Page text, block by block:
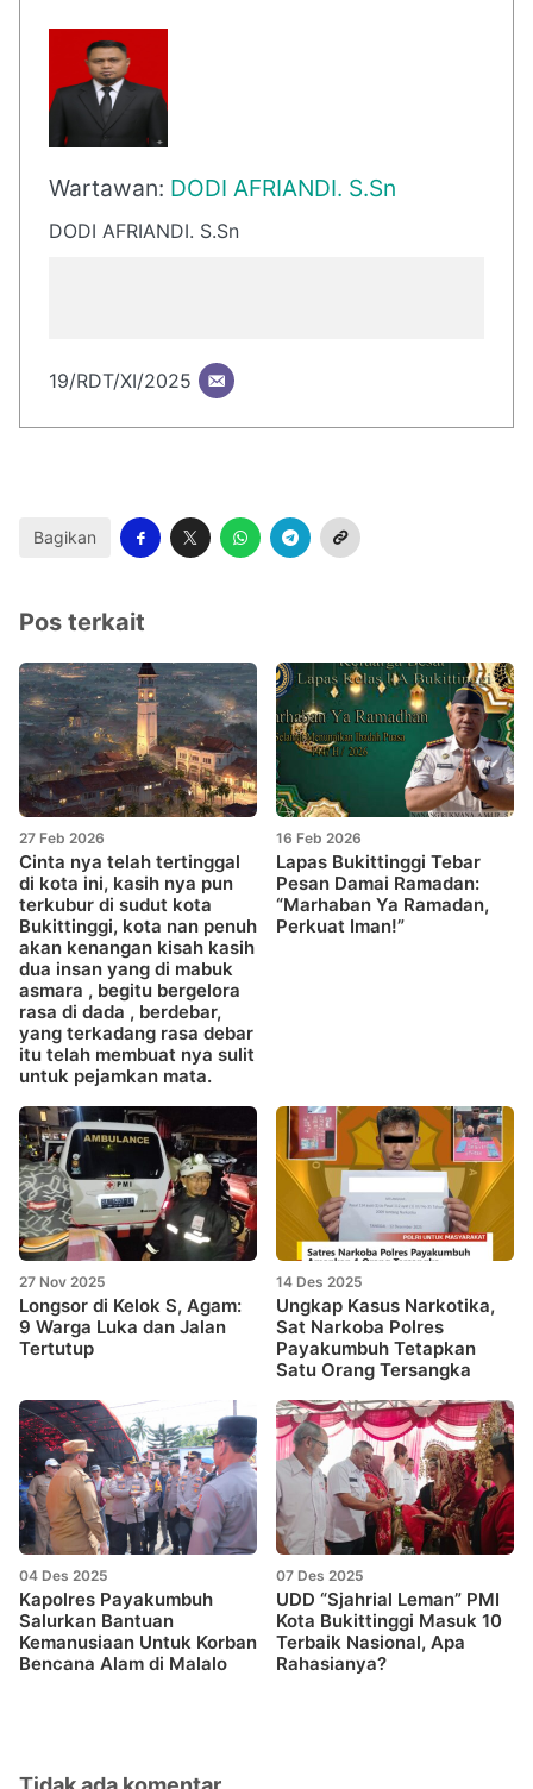
Wartawan: DODI AFRIANDI. S.Sn
DODI AFRIANDI. S.Sn
19/RDT/XI/2025
Bagikan
Pos terkait
27 Feb 2026
Cinta nya telah tertinggal
di kota ini, kasih nya pun
terkubur di sudut kota
Bukittinggi, kota nan penuh
akan kenangan kisah kasih
dua insan yang di mabuk
asmara , begitu bergelora
rasa di dada , berdebar,
yang terkadang rasa debar
itu telah membuat nya sulit
untuk pejamkan mata.
16 Feb 2026
Lapas Bukittinggi Tebar
Pesan Damai Ramadan:
“Marhaban Ya Ramadan,
Perkuat Iman!”
27 Nov 2025
Longsor di Kelok S, Agam:
9 Warga Luka dan Jalan
Tertutup
14 Des 2025
Ungkap Kasus Narkotika,
Sat Narkoba Polres
Payakumbuh Tetapkan
Satu Orang Tersangka
04 Des 2025
Kapolres Payakumbuh
Salurkan Bantuan
Kemanusiaan Untuk Korban
Bencana Alam di Malalo
07 Des 2025
UDD “Sjahrial Leman” PMI
Kota Bukittinggi Masuk 10
Terbaik Nasional, Apa
Rahasianya?